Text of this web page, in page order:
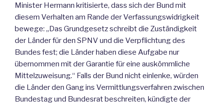
Minister Hermann kritisierte, dass sich der Bund mit
diesem Verhalten am Rande der Verfassungswidrigkeit
bewege: „Das Grundgesetz schreibt die Zuständigkeit
der Länder für den SPNV und die Verpflichtung des
Bundes fest; die Länder haben diese Aufgabe nur
übernommen mit der Garantie für eine auskömmliche
Mittelzuweisung.“ Falls der Bund nicht einlenke, würden
die Länder den Gang ins Vermittlungsverfahren zwischen
Bundestag und Bundesrat beschreiten, kündigte der